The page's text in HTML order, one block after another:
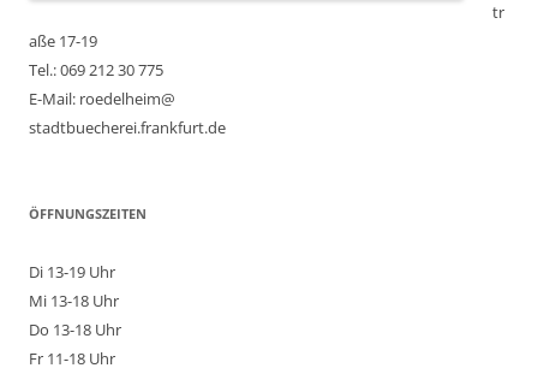
tr
aße 17-19
Tel.: 069 212 30 775
E-Mail: roedelheim@
stadtbuecherei.frankfurt.de
ÖFFNUNGSZEITEN
Di 13-19 Uhr
Mi 13-18 Uhr
Do 13-18 Uhr
Fr 11-18 Uhr